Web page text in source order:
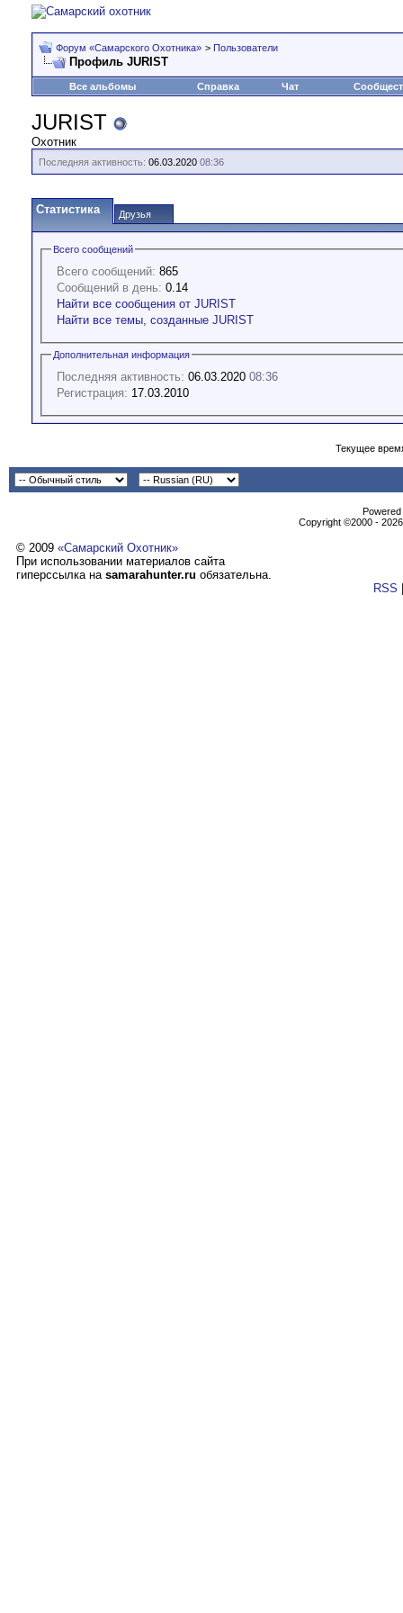
Форум «Самарского Охотника» > Пользователи
Профиль JURIST
Все альбомы Справка Чат
JURIST
Охотник
Последняя активность: 06.03.2020 08:36
Статистика Друзья
Всего сообщений
Всего сообщений: 865
Сообщений в день: 0.14
Найти все сообщения от JURIST
Найти все темы, созданные JURIST
Дополнительная информация
Последняя активность: 06.03.2020 08:36
Регистрация: 17.03.2010
Текущее
Copyright ©2000 -
© 2009 «Самарский Охотник»
При использовании материалов сайта
гиперссылка на samarahunter.ru обязательна.
RSS